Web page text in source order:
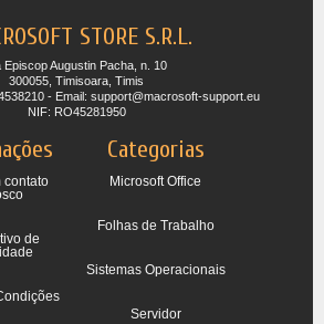
STORE S.R.L.
Episcop Augustin Pacha, n. 10
300055, Timisoara, Timis
- Email: support@macrosoft-support.eu
NIF: RO45281950
contato
de
Categorias
Microsoft Office
Folhas de Trabalho
Sistemas Operacionais
Servidor